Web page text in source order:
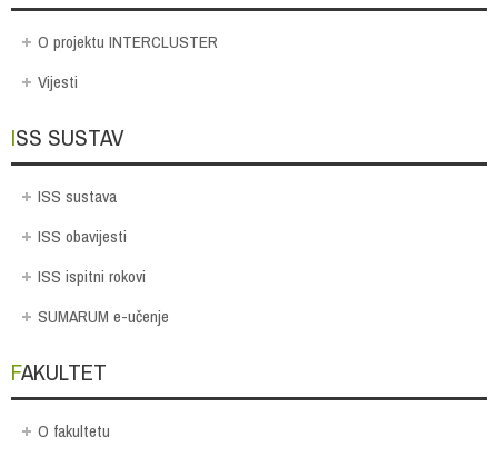
O projektu INTERCLUSTER
Vijesti
ISS SUSTAV
ISS sustava
ISS obavijesti
ISS ispitni rokovi
SUMARUM e-učenje
FAKULTET
O fakultetu